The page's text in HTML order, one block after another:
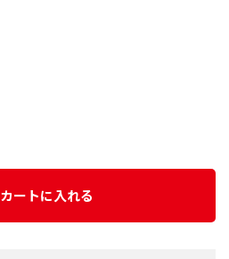
カートに入れる